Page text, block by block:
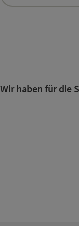
Wir haben für die